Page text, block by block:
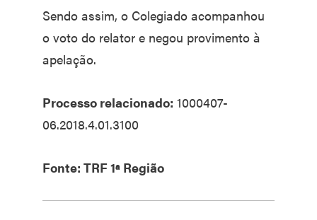
Sendo assim, o Colegiado acompanhou
o voto do relator e negou provimento à
apelação.
Processo relacionado: 1000407-
06.2018.4.01.3100
Fonte: TRF 1ª Região